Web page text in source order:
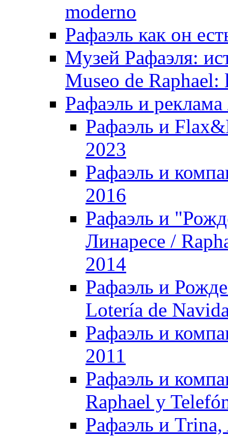
moderno
Рафаэль как он
Музей Рафаэля:
Museo de
Рафаэль и
Рафаэль и
2023
Рафаэль и
2016
Рафаэль и
Линаресе /
2014
Рафаэль и
Lotería de
Рафаэль и
2011
Рафаэль и
Raphael y
Рафаэль и